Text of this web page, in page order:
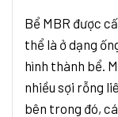
Bể MBR được
thể là ở dạng
hình thành bể.
nhiều sợi rỗng
bên trong đó,